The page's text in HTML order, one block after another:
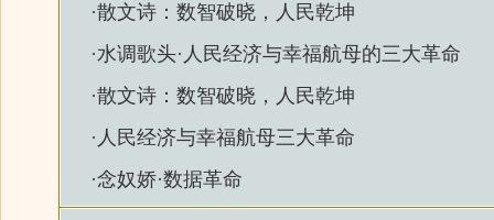
·散文诗：数智破晓，人民乾坤
·水调歌头·人民经济与幸福航母的三大革命
·散文诗：数智破晓，人民乾坤
· 人民经济与幸福航母三大革命
·念奴娇·数据革命